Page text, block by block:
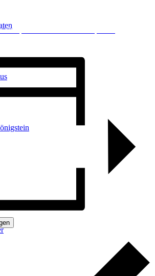
akzeptieren und Inhalte entsperren